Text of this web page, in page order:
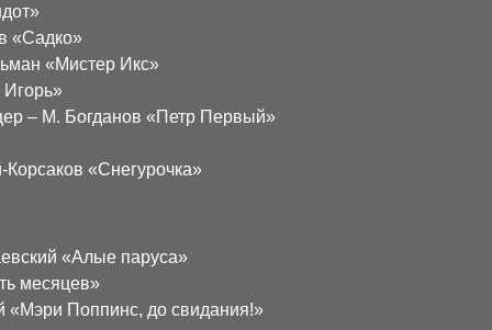
«Садко»
«Мистер Икс»
– М. Богданов «Петр Первый»
«Снегурочка»
«Алые паруса»
месяцев»
Поппинс, до свидания!»